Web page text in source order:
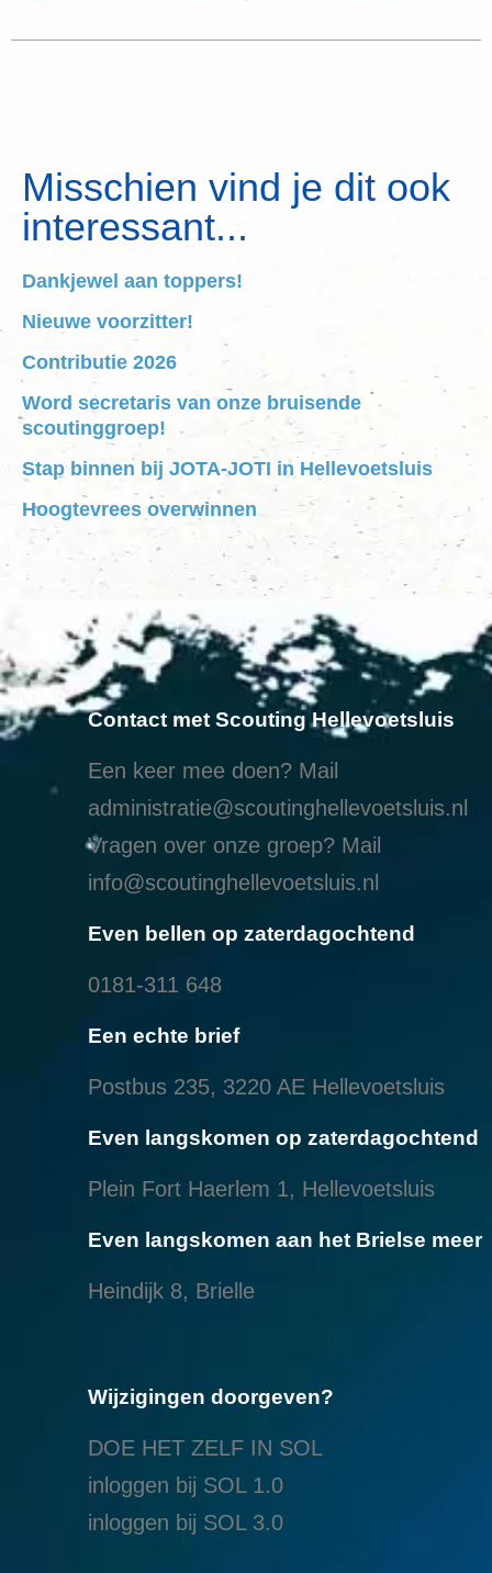
Misschien vind je dit ook
interessant...
Dankjewel aan toppers!
Nieuwe voorzitter!
Contributie 2026
Word secretaris van onze bruisende
scoutinggroep!
Stap binnen bij JOTA-JOTI in Hellevoetsluis
Hoogtevrees overwinnen
Contact met Scouting Hellevoetsluis
Een keer mee doen? Mail
administratie@scoutinghellevoetsluis.nl
Vragen over onze groep? Mail
info@scoutinghellevoetsluis.nl
Even bellen op zaterdagochtend
0181-311 648
Een echte brief
Postbus 235, 3220 AE Hellevoetsluis
Even langskomen op zaterdagochtend
Plein Fort Haerlem 1, Hellevoetsluis
Even langskomen aan het Brielse meer
Heindijk 8, Brielle
Wijzigingen doorgeven?
DOE HET ZELF IN SOL
inloggen bij SOL 1.0
inloggen bij SOL 3.0